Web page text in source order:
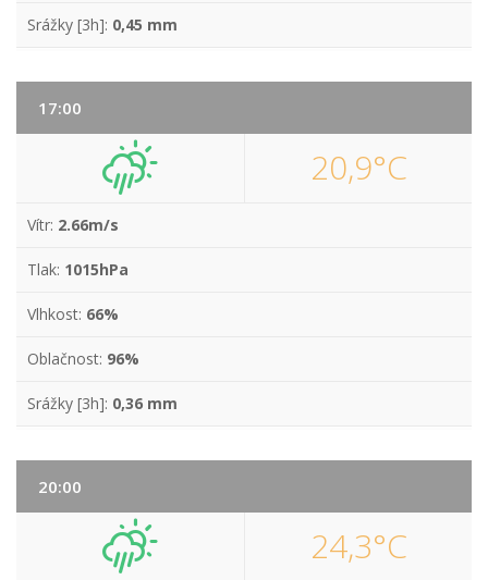
Srážky [3h]: 0,45 mm
17:00
20,9°C
Vítr: 2.66m/s
Tlak: 1015hPa
Vlhkost: 66%
Oblačnost: 96%
Srážky [3h]: 0,36 mm
20:00
24,3°C